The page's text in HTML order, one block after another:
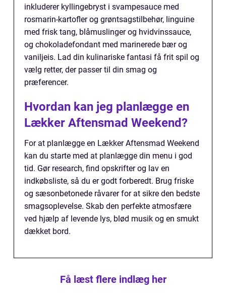
inkluderer kyllingebryst i svampesauce med
rosmarin-kartofler og grøntsagstilbehør, linguine
med frisk tang, blåmuslinger og hvidvinssauce,
og chokoladefondant med marinerede bær og
vaniljeis. Lad din kulinariske fantasi få frit spil og
vælg retter, der passer til din smag og
præferencer.
Hvordan kan jeg planlægge en
Lækker Aftensmad Weekend?
For at planlægge en Lækker Aftensmad Weekend
kan du starte med at planlægge din menu i god
tid. Gør research, find opskrifter og lav en
indkøbsliste, så du er godt forberedt. Brug friske
og sæsonbetonede råvarer for at sikre den bedste
smagsoplevelse. Skab den perfekte atmosfære
ved hjælp af levende lys, blød musik og en smukt
dækket bord.
Få læst flere indlæg her